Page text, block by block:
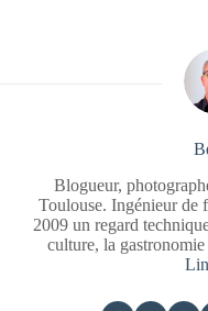
Blogueur,
Toulouse. Ingénieur de
2009 un regard
culture, la